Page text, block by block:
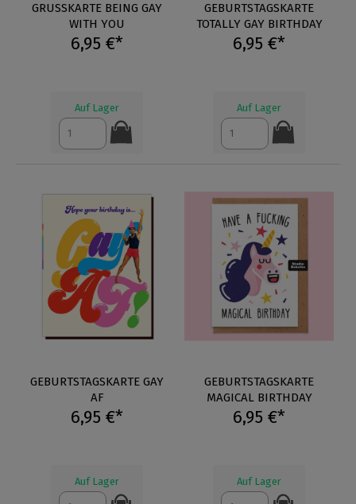
GRUSSKARTE BEING GAY W
ITH YOU
6,95 €*
Auf Lager
GEBURTSTAGSKARTE
TOTALLY GAY BIRTHDAY
6,95 €*
Auf Lager
GEBURTSTAGSKARTE GAY
AF
6,95 €*
Auf Lager
GEBURTSTAGSKARTE
MAGICAL BIRTHDAY
6,95 €*
Auf Lager